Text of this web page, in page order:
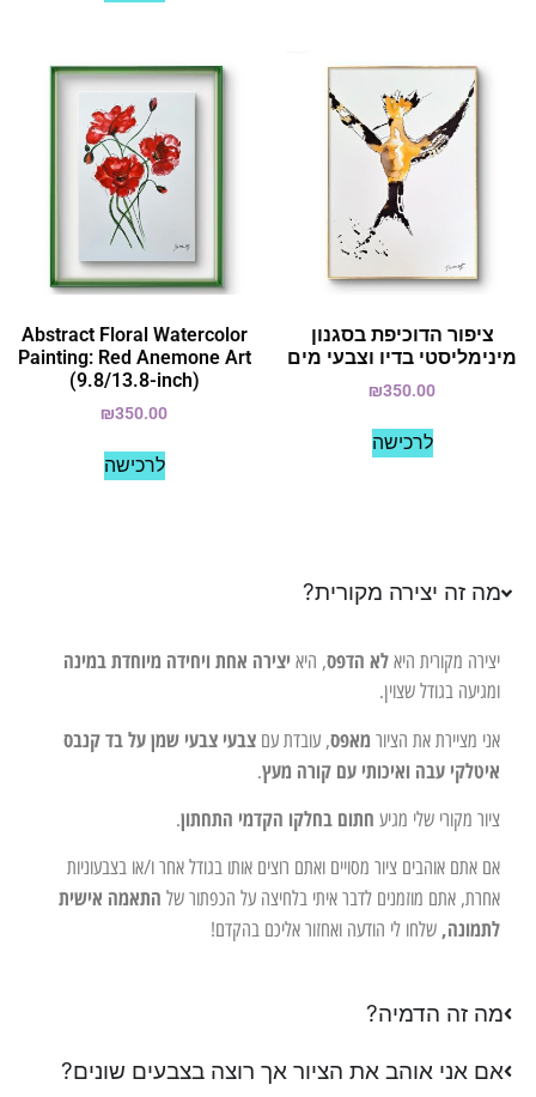
ציפור הדוכיפת בסגנון
מינימליסטי בדיו וצבעי מים
₪350.00
לרכישה
Abstract Floral Watercolor
Painting: Red Anemone Art
(9.8/13.8-inch)
₪350.00
לרכישה
מה זה יצירה מקורית?
יצירה מקורית היא לא הדפס, היא יצירה אחת ויחידה מיוחדת במינה
ומגיעה בגודל שצוין.
אני מציירת את הציור מאפס, עובדת עם צבעי צבעי שמן על בד קנבס
איטלקי עבה ואיכותי עם קורה מעץ.
ציור מקורי שלי מגיע חתום בחלקו הקדמי התחתון.
אם אתם אוהבים ציור מסויים ואתם רוצים אותו בגודל אחר ו/או בצבעוניות
אחרת, אתם מוזמנים לדבר איתי בלחיצה על הכפתור של התאמה אישית
לתמונה, שלחו לי הודעה ואחזור אליכם בהקדם!
מה זה הדמיה?
אם אני אוהב את הציור אך רוצה בצבעים שונים?